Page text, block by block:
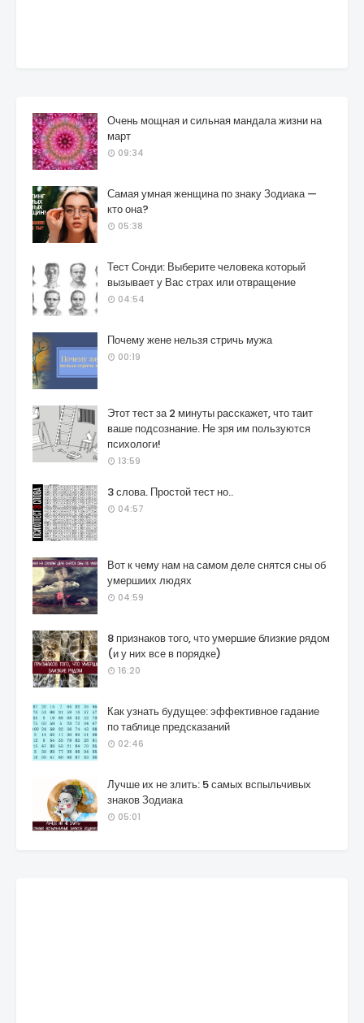
Очень мощная и сильная мандала жизни на
март
09:34
Самая умная женщина по знаку Зодиака —
кто она?
05:38
Тест Сонди: Выберите человека который
вызывает у Вас страх или отвращение
04:54
Почему жене нельзя стричь мужа
00:19
Этот тест за 2 минуты расскажет, что таит
ваше подсознание. Не зря им пользуются
психологи!
13:59
3 слова. Простой тест но..
04:57
Вот к чему нам на самом деле снятся сны об
умершиих людях
04:59
8 признаков того, что умершие близкие рядом
(и у них все в порядке)
16:20
Как узнать будущее: эффективное гадание
по таблице предсказаний
02:46
Лучше их не злить: 5 самых вспыльчивых
знаков Зодиака
05:01